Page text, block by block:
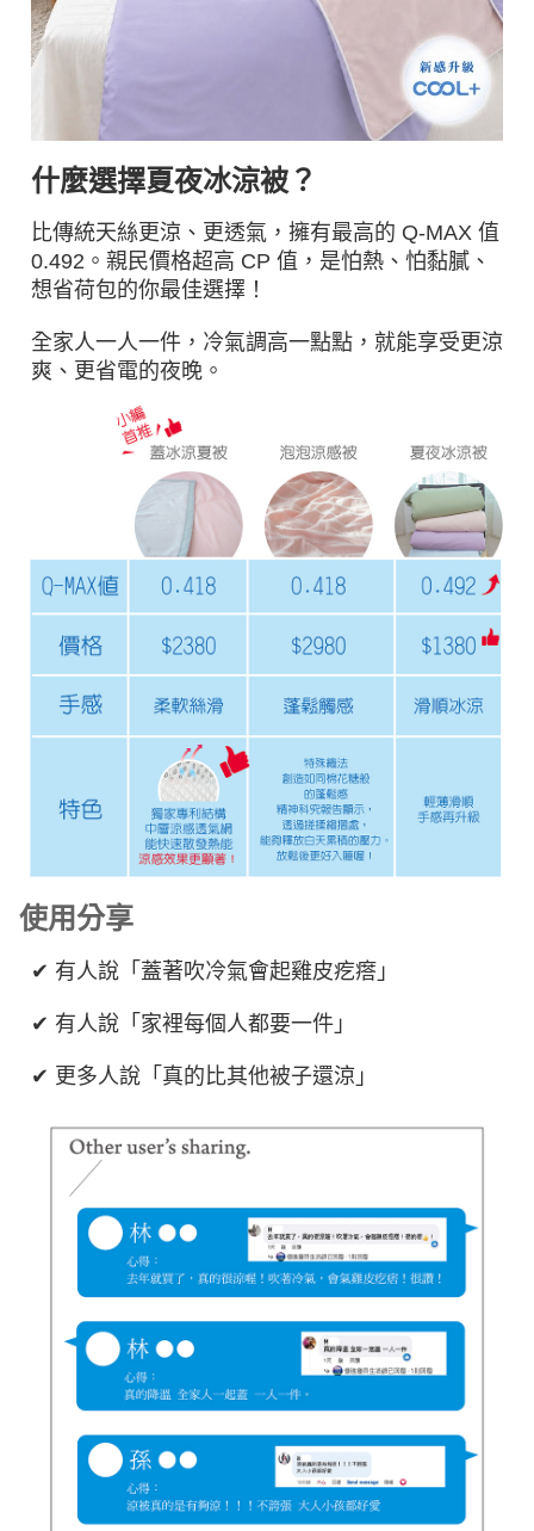
什麼選擇夏夜冰涼被？
比傳統天絲更涼、更透氣，擁有最高的 Q-MAX 值
0.492。親民價格超高 CP 值，是怕熱、怕黏膩、
想省荷包的你最佳選擇！
全家人一人一件，冷氣調高一點點，就能享受更涼
爽、更省電的夜晚。
使用分享
✔ 有人說「蓋著吹冷氣會起雞皮疙瘩」
✔ 有人說「家裡每個人都要一件」
✔ 更多人說「真的比其他被子還涼」